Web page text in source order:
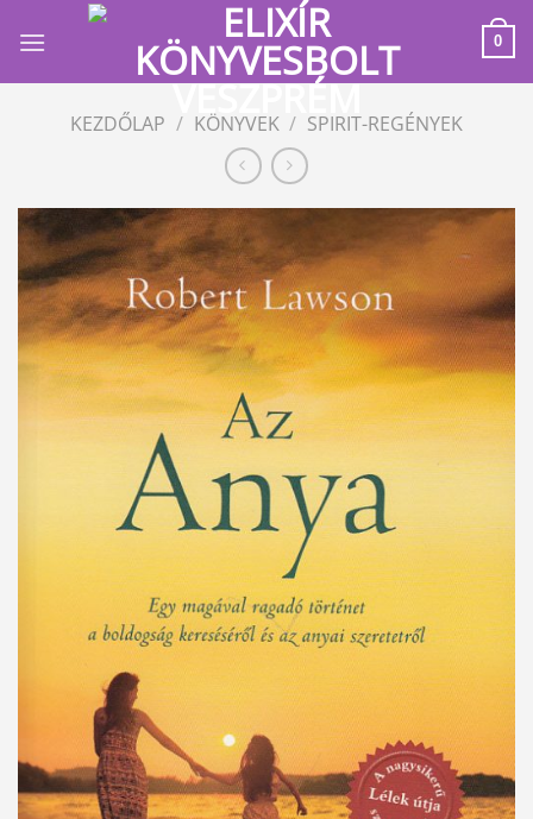
0
KEZDŐLAP / KÖNYVEK / SPIRIT-REGÉNYEK